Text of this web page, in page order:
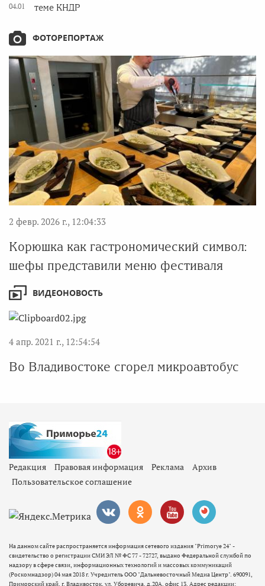
04.01
теме КНДР
ФОТОРЕПОРТАЖ
2 февр. 2026 г., 12:04:33
Корюшка как гастрономический символ:
шефы представили меню фестиваля
ВИДЕОНОВОСТЬ
4 апр. 2021 г., 12:54:54
Во Владивостоке сгорел микроавтобус
Редакция Правовая информация Реклама
Архив
Пользовательское соглашение
На данном сайте распространяется информация сетевого издания "Primorye 24" -
свидетельство о регистрации СМИ ЭЛ № ФС 77 - 72727, выдано Федеральной службой по
надзору в сфере связи, информационных технологий и массовых коммуникаций
(Роскомнадзор) 04 мая 2018 г. Учредитель ООО "Дальневосточный Медиа Центр". 690091,
Приморский край, г. Владивосток, ул. Уборевича, д.20А, офис 13. Адрес редакции: